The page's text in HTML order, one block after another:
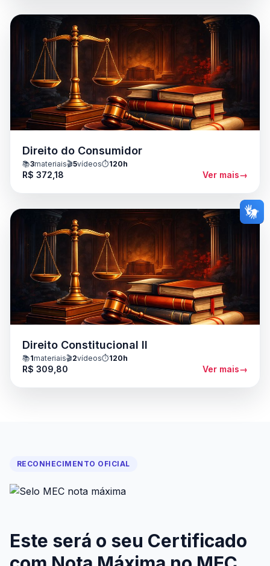
Direito do Consumidor
📚3materiais🎬5vídeos⏱️120h
R$ 372,18 Ver mais→
Direito Constitucional II
📚1materiais🎬2vídeos⏱️120h
R$ 309,80 Ver mais→
RECONHECIMENTO OFICIAL
Este será o seu Certificado